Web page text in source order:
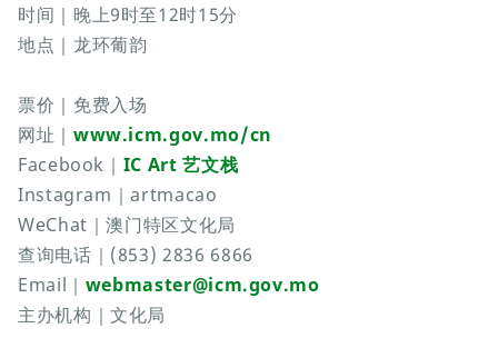
时间｜晚上9时至12时15分
地点｜龙环葡韵
票价｜免费入场
网址｜ www.icm.gov.mo/cn
Facebook｜ IC Art 艺文栈
Instagram｜artmacao
WeChat｜澳门特区文化局
查询电话｜(853) 2836 6866
Email｜ webmaster@icm.gov.mo
主办机构｜文化局